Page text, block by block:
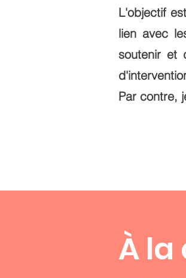
L'objectif
lien avec
soutenir et
Par contre,
À